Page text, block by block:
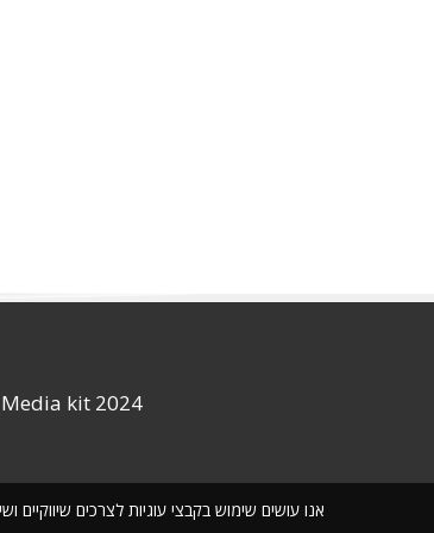
אנו עושים שימוש בקבצי עוגיות לצרכים
Media kit 2024